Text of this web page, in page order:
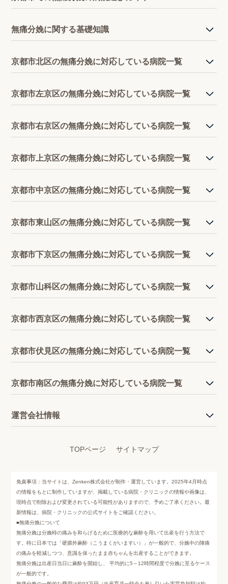
無痛分娩に関する基礎知識
京都市北区の無痛分娩に対応している病院一覧
京都市左京区の無痛分娩に対応している病院一覧
京都市右京区の無痛分娩に対応している病院一覧
京都市上京区の無痛分娩に対応している病院一覧
京都市中京区の無痛分娩に対応している病院一覧
京都市東山区の無痛分娩に対応している病院一覧
京都市下京区の無痛分娩に対応している病院一覧
京都市山科区の無痛分娩に対応している病院一覧
京都市西京区の無痛分娩に対応している病院一覧
京都市伏見区の無痛分娩に対応している病院一覧
京都市南区の無痛分娩に対応している病院一覧
運営会社情報
TOPページ サイトマップ
免責事項： 当サイトは、Zenken株式会社が制作・運営しています。2025年4月時点
の情報をもとに制作していますが、掲載している病院・クリニックの情報や画像は、
現時点で削除および変更されている可能性がありますので、予めご了承ください。最
新情報は、病院・クリニックの公式サイトをご確認ください。
■無痛分娩について
無痛分娩は分娩時の痛みを和らげるために医療的な麻酔を用いて出産を行う方法で
す。特に日本では「硬膜外麻酔（こうまくがいますい）」が一般的で、分娩中の陣痛
の痛みを軽減しつつ、意識を保ったまま赤ちゃんを出産することができます。
無痛分娩は出産日当日に麻酔を開始し、 平均的に5～12時間程度で分娩に至るケース
が一般的です。